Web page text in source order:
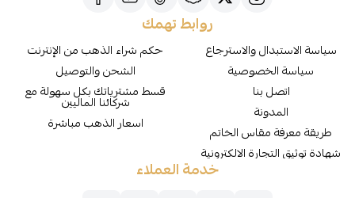
روابط تهمك
سياسة الاستبدال والاسترجاع
سياسة الخصوصية
اتصل بنا
المدونة
طريقة معرفة مقاس الخاتم
شهادة توثيق التجارة الالكترونية
حكم شراء الذهب من الإنترنت
الشحن والتوصيل
قسط مشترياتك بكل سهولة مع
شركائنا الماليين
اسعار الذهب مباشرة
خدمة العملاء